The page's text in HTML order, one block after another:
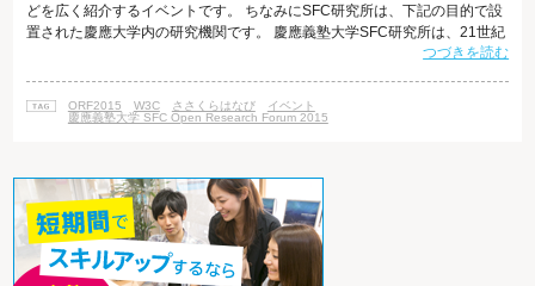
どを広く紹介するイベントです。 ちなみにSFC研究所は、下記の目的で設
置された慶應大学内の研究機関です。 慶應義塾大学SFC研究所は、21世紀
の先端研究をリードする研究拠点として、慶應義塾大学湘南藤沢キャンパ
の双方向の協調関係を育みながら、その研究成果 によって未来に貢献する
ことを目的としています。 慶應義塾大学S
つづきを読む
ORF2015 W3C ささくらはなび
イベント
慶應義塾大学 SFC Open Research Forum 2015